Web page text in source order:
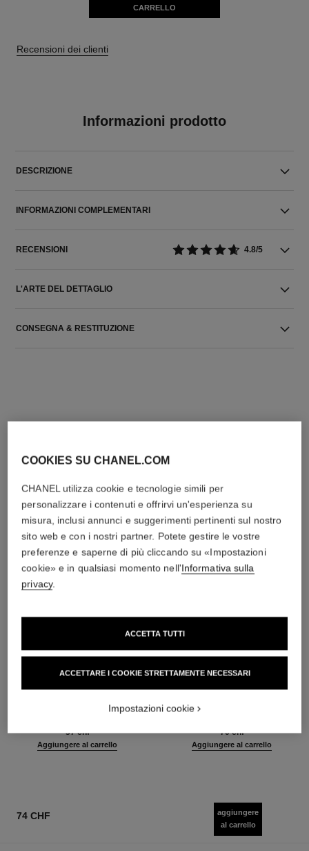
CARRELLO
Recensioni dei clienti
Informazioni prodotto
DESCRIZIONE
INFORMAZIONI COMPLEMENTARI
RECENSIONI 4.8/5
L'ARTE DEL DETTAGLIO
CONSEGNA & RESTITUZIONE
L'ACCORDO PERFETTO
57 chf
Aggiungere al carrello
Ref. 168242
70 chf
Aggiungere al carrello
74 CHF
aggiungere
al carrello
COOKIES SU CHANEL.COM
CHANEL utilizza cookie e tecnologie simili per
personalizzare i contenuti e offrirvi un'esperienza su
misura, inclusi annunci e suggerimenti pertinenti sul nostro
sito web e con i nostri partner. Potete gestire le vostre
preferenze e saperne di più cliccando su «Impostazioni
cookie» e in qualsiasi momento nell'Informativa sulla
privacy.
ACCETTARE I COOKIE STRETTAMENTE NECESSARI
ACCETTA TUTTI
Impostazioni cookie